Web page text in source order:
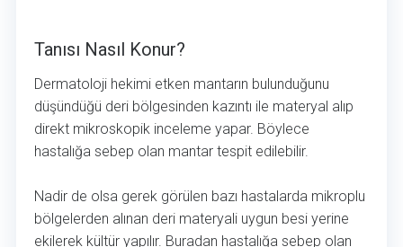
Tanısı Nasıl Konur?
Dermatoloji hekimi etken mantarın bulunduğunu
düşündüğü deri bölgesinden kazıntı ile materyal alıp
direkt mikroskopik inceleme yapar. Böylece
hastalığa sebep olan mantar tespit edilebilir.
Nadir de olsa gerek görülen bazı hastalarda mikroplu
bölgelerden alınan deri materyali uygun besi yerine
ekilerek kültür yapılır. Buradan hastalığa sebep olan